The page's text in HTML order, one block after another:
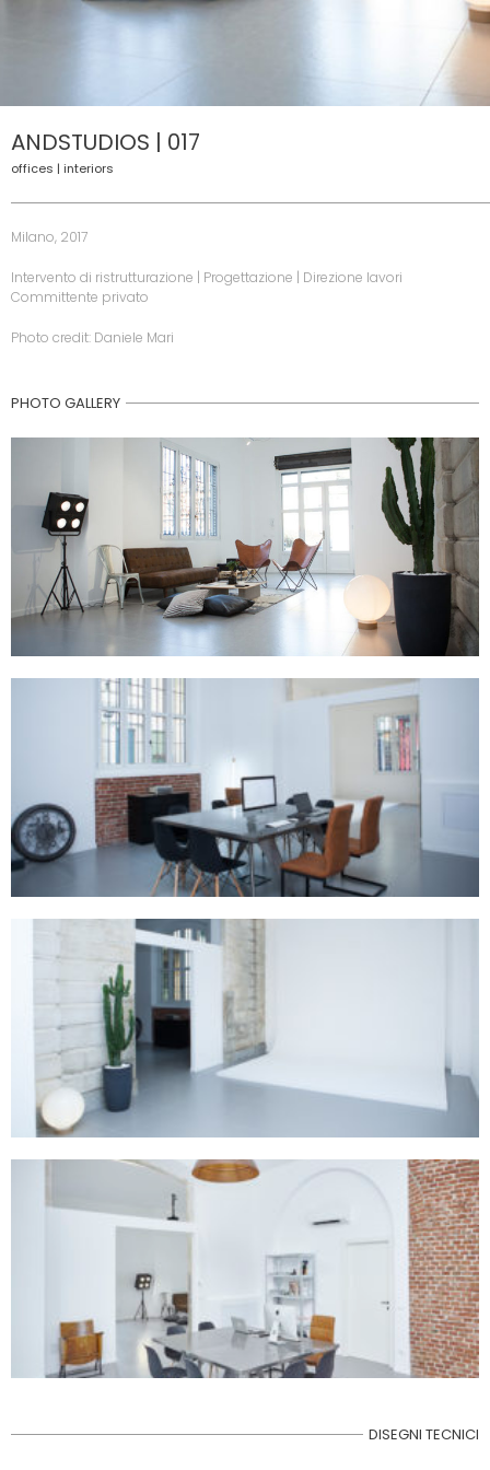
ANDSTUDIOS | 017
offices | interiors
Milano, 2017
Intervento di ristrutturazione | Progettazione | Direzione lavori
Committente privato
Photo credit: Daniele Mari
PHOTO GALLERY
DISEGNI TECNICI